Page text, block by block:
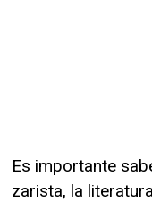
Es importante
zarista, la